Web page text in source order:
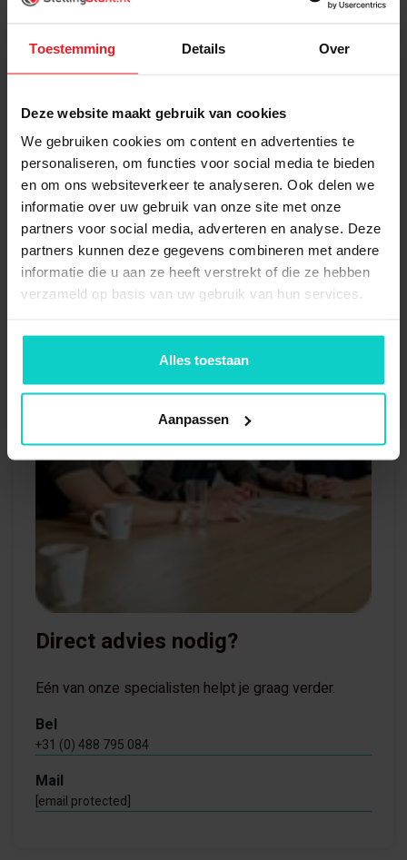
Toestemming Details Over
Deze website maakt gebruik van cookies
We gebruiken cookies om content en advertenties te
personaliseren, om functies voor social media te bieden
en om ons websiteverkeer te analyseren. Ook delen we
informatie over uw gebruik van onze site met onze
partners voor social media, adverteren en analyse. Deze
partners kunnen deze gegevens combineren met andere
informatie die u aan ze heeft verstrekt of die ze hebben
verzameld op basis van uw gebruik van hun services.
Alles toestaan
Aanpassen
Wat is inbegrepen?
Gerelateerde producten
Product informatie
Drager 500mm (new)
Direct advies nodig?
Eén van onze specialisten helpt je graag verder.
Bel
+31 (0) 488 795 084
Mail
[email protected]